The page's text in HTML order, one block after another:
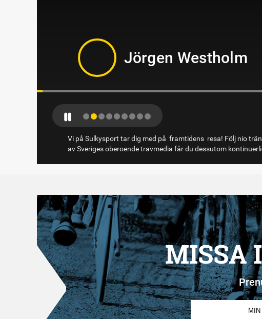
Jörgen Westholm
Vi på Sulkysport tar dig med på framtidens resa! Följ nio
av Sveriges oberoende travmedia får du dessutom
MISSA